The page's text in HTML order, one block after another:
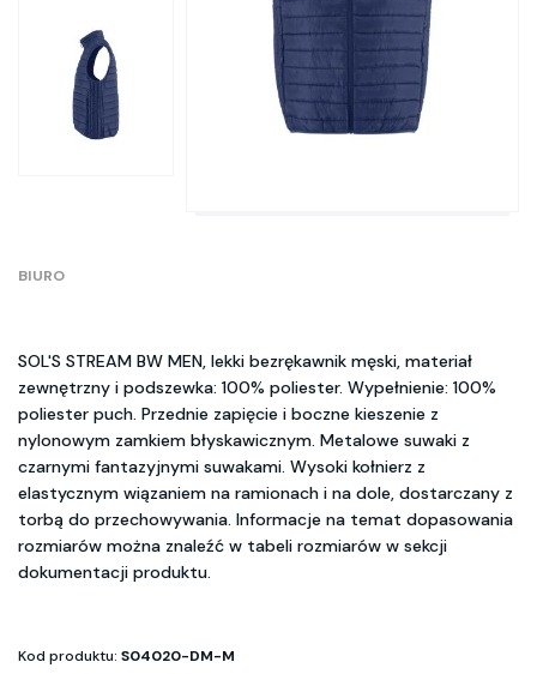
BIURO
SOL'S STREAM BW MEN, lekki bezrękawnik męski, materiał
zewnętrzny i podszewka: 100% poliester. Wypełnienie: 100%
poliester puch. Przednie zapięcie i boczne kieszenie z
nylonowym zamkiem błyskawicznym. Metalowe suwaki z
czarnymi fantazyjnymi suwakami. Wysoki kołnierz z
elastycznym wiązaniem na ramionach i na dole, dostarczany z
torbą do przechowywania. Informacje na temat dopasowania
rozmiarów można znaleźć w tabeli rozmiarów w sekcji
dokumentacji produktu.
Kod produktu: S04020-DM-M